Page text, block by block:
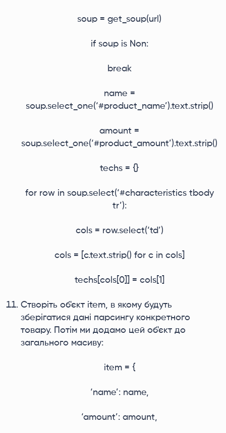
soup = get_soup(url)
if soup is Non:
break
name =
soup.select_one(‘#️product_name’).text.strip()
amount =
soup.select_one(‘#️product_amount’).text.strip()
techs = {}
for row in soup.select(‘#️characteristics tbody
tr’):
cols = row.select(‘td’)
cols = [c.text.strip() for c in cols]
techs[cols[0]] = cols[1]
Створіть об'єкт item, в якому будуть
зберігатися дані парсингу конкретного
товару. Потім ми додамо цей об'єкт до
загального масиву:
item = {
‘name’: name,
‘amount’: amount,